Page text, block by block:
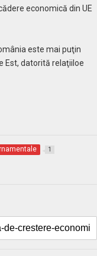
economică din UE
este mai puţin
Est, datorită relaţiiloe
1